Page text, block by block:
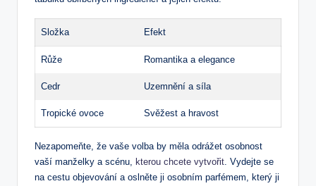
Složka Efekt
Růže Romantika a elegance
Cedr Uzemnění a síla
Tropické ovoce Svěžest ⁢a hravost
Nezapomeňte, že vaše volba by měla odrážet osobnost⁣
vaší manželky a scénu, kterou chcete vytvořit . Vydejte se
‌na cestu objevování a oslněte ji osobním parfémem, který ji